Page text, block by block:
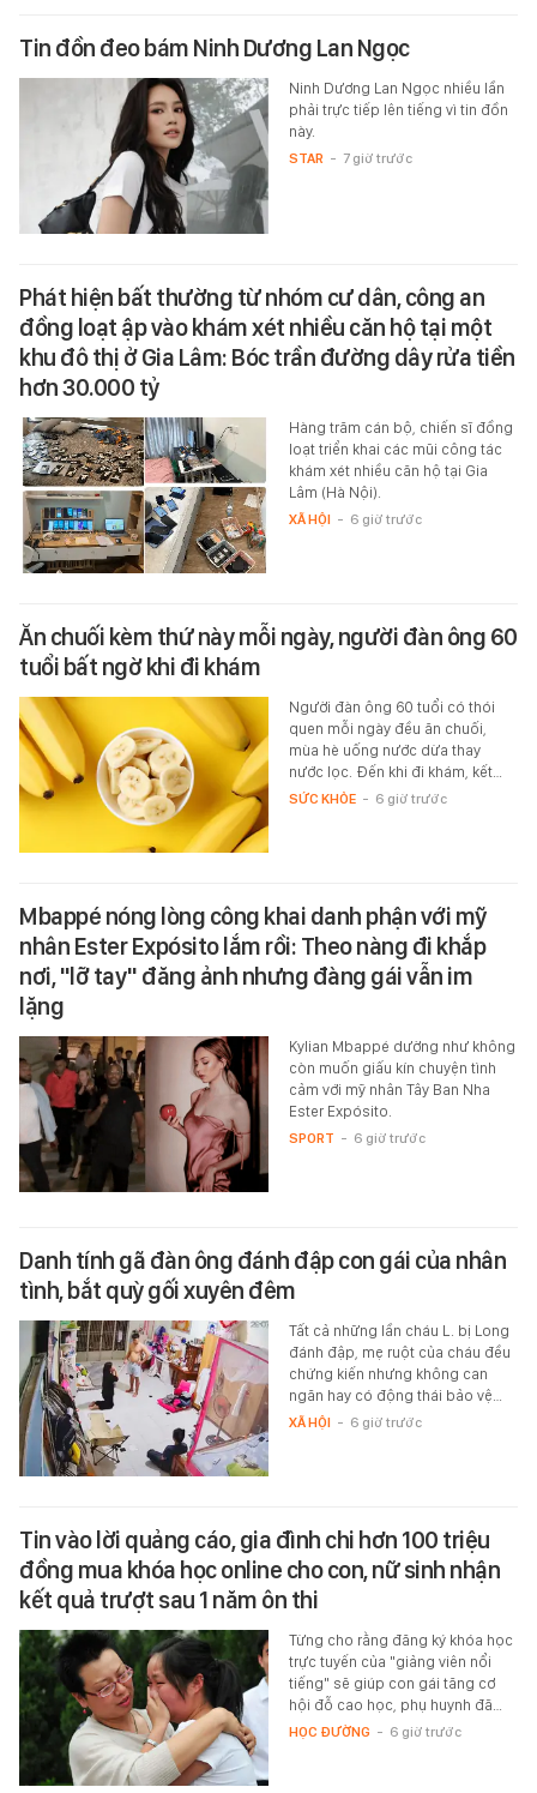
Tin đồn đeo bám Ninh Dương Lan Ngọc
Ninh Dương Lan Ngọc nhiều lần
phải trực tiếp lên tiếng vì tin đồn
này.
STAR - 7 giờ trước
Phát hiện bất thường từ nhóm cư dân, công an
đồng loạt ập vào khám xét nhiều căn hộ tại một
khu đô thị ở Gia Lâm: Bóc trần đường dây rửa tiền
hơn 30.000 tỷ
Hàng trăm cán bộ, chiến sĩ đồng
loạt triển khai các mũi công tác
khám xét nhiều căn hộ tại Gia
Lâm (Hà Nội).
XÃ HỘI - 6 giờ trước
Ăn chuối kèm thứ này mỗi ngày, người đàn ông 60
tuổi bất ngờ khi đi khám
Người đàn ông 60 tuổi có thói
quen mỗi ngày đều ăn chuối,
mùa hè uống nước dừa thay
nước lọc. Đến khi đi khám, kết…
SỨC KHỎE - 6 giờ trước
Mbappé nóng lòng công khai danh phận với mỹ
nhân Ester Expósito lắm rồi: Theo nàng đi khắp
nơi, "lỡ tay" đăng ảnh nhưng đàng gái vẫn im
lặng
Kylian Mbappé dường như không
còn muốn giấu kín chuyện tình
cảm với mỹ nhân Tây Ban Nha
Ester Expósito.
SPORT - 6 giờ trước
Danh tính gã đàn ông đánh đập con gái của nhân
tình, bắt quỳ gối xuyên đêm
Tất cả những lần cháu L. bị Long
đánh đập, mẹ ruột của cháu đều
chứng kiến nhưng không can
ngăn hay có động thái bảo vệ…
XÃ HỘI - 6 giờ trước
Tin vào lời quảng cáo, gia đình chi hơn 100 triệu
đồng mua khóa học online cho con, nữ sinh nhận
kết quả trượt sau 1 năm ôn thi
Từng cho rằng đăng ký khóa học
trực tuyến của "giảng viên nổi
tiếng" sẽ giúp con gái tăng cơ
hội đỗ cao học, phụ huynh đã…
HỌC ĐƯỜNG - 6 giờ trước